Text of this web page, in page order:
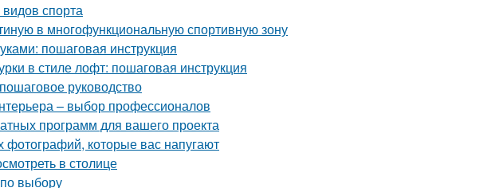
спорта
в многофункциональную спортивную зону
пошаговая инструкция
в стиле лофт: пошаговая инструкция
руководство
– выбор профессионалов
программ для вашего проекта
которые вас напугают
в столице
выбору